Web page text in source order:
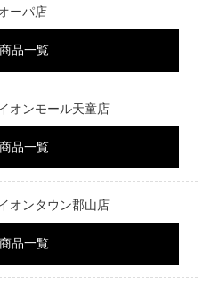
ーパ店
品一覧
オンモール天童店
品一覧
オンタウン郡山店
品一覧